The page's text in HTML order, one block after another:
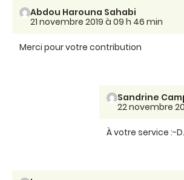
Abdou Harouna Sahabi
21 novembre 2019 à 09 h 46 min
Merci pour votre contribution
Sandrine
22 novembre
À votre service :-D.